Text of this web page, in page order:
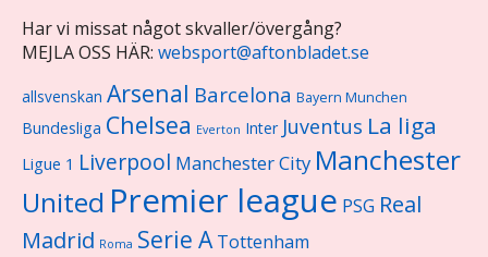
Har vi missat något skvaller/övergång?
MEJLA OSS HÄR: websport@aftonbladet.se
allsvenskan Arsenal Barcelona Bayern Munchen
Bundesliga Chelsea Everton Inter Juventus La liga
Ligue 1 Liverpool Manchester City Manchester
United Premier league PSG Real
Madrid Roma Serie A Tottenham